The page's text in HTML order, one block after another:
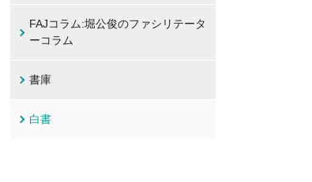
FAJコラム:堀公俊のファシリテータ
ーコラム
書庫
白書